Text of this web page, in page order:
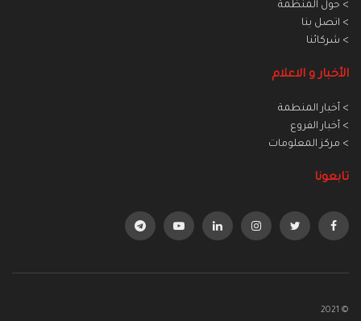
> حول المنظمة
> اتصل بنا
> شركائنا
الأخبار و الاعلام
> أخبار المنطمة
> أخبار الفروع
> مركز المعلومات
تابعونا
© 2021